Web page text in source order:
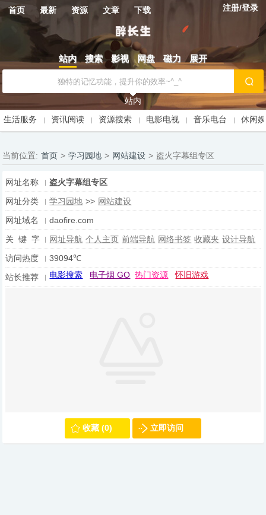
首页 最新 资源 文章 下载 注册/登录
站内 搜索 影视 网盘 磁力 展开
站内
生活服务
资讯阅读 资源搜索 电影电视 音乐电台 休闲
当前位置: 首页 > 学习园地 > 网站建设 > 盗火字幕组专区
网址名称
盗火字幕组专区
网址分类
学习园地 >> 网站建设
网址域名
daofire.com
关 键 字
网址导航 个人主页 前端导航 网络书签 收藏夹 设计导航
访问热度
39094℃
站长推荐
电影搜索 电子烟 GO 热门资源 怀旧游戏
收藏 (0) 立即访问